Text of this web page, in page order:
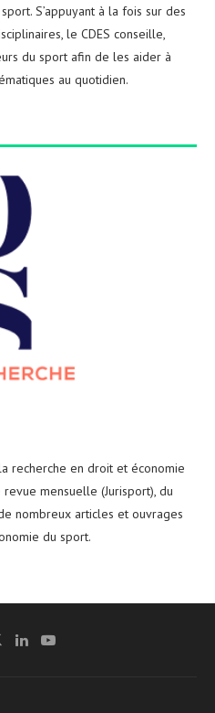
S’appuyant à la fois sur des
le CDES conseille,
du sport afin de les aider à
au quotidien.
recherche en droit et économie
mensuelle (Jurisport), du
nombreux articles et ouvrages
du sport.